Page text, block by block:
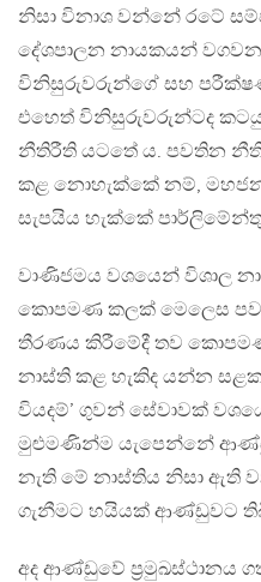
නිසා විනාශ වන්නේ රටේ
දේශපාලන නායකයන් වගවන
විනිසුරුවරුන්ගේ සහ
එහෙත් විනිසුරුවරුන්ටද
නීතිරීති යටතේ ය. පවතින
කළ නොහැක්කේ නම්, මහජන
සැපයිය හැක්කේ
වාණිජමය වශයෙන් විශාල
කොපමණ කලක් මෙලෙස
තීරණය කිරීමේදී තව
නාස්ති කළ හැකිද යන්න
වියදම්’ ගුවන් සේවාවක්
මුළුමණින්ම යැපෙන්නේ
නැති මේ නාස්තිය නිසා ඇති
ගැනීමට හයියක් ආණ්ඩුවට
අද ආණ්ඩුවේ ප‍්‍රමුඛස්ථානය